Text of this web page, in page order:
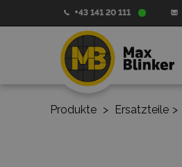
+43 141 20 111
Produkte > Ersatzteile >